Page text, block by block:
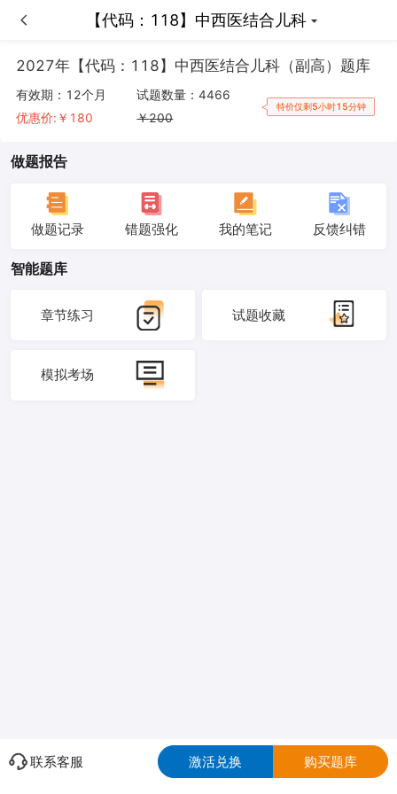
【代码：118】中西医结合儿科
【代码：118】中西医结合儿科
2027年【代码：118】中西医结合儿科（副高）题库
有效期： 12个月
优惠价:￥ 180
试题数量：4466
￥200
特价仅剩5小时15分钟
做题报告
做题记录 错题强化 我的笔记 反馈纠错
智能题库
章节练习 试题收藏
模拟考场
联系客服 激活兑换 购买题库